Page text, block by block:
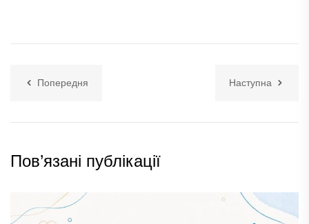
Попередня Наступна
Пов’язані публікації